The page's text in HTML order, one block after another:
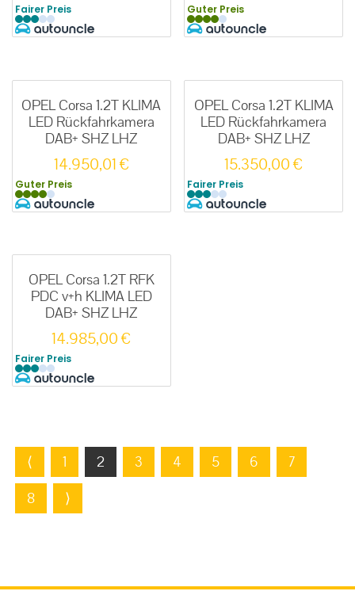
Fairer Preis Guter Preis
OPEL Corsa 1.2T KLIMA
LED Rückfahrkamera
DAB+ SHZ LHZ
14.950,01€
Guter Preis
OPEL Corsa 1.2T KLIMA
LED Rückfahrkamera
DAB+ SHZ LHZ
15.350,00€
Fairer Preis
OPEL Corsa 1.2T RFK
PDC v+h KLIMA LED
DAB+ SHZ LHZ
14.985,00€
Fairer Preis
⟨ 1 2 3 4 5 6
7
8
⟩